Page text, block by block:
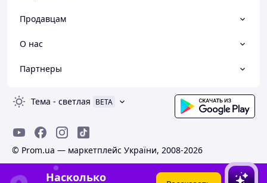
Продавцам
О нас
Партнеры
Тема - светлая BETA
© Prom.ua — маркетплейс України, 2008-2026
Насколько